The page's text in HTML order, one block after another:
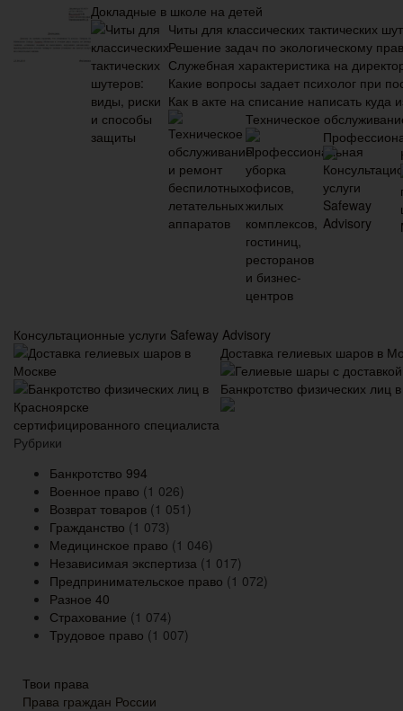
Докладные в школе на детей
Читы для классических тактических
Решение задач по экологическому
Служебная характеристика на
Какие вопросы задает психолог при
Как в акте на списание написать куда
Техническое
Консультационные услуги Safeway Advisory
Доставка гелиевых шаров в
Банкротство физических лиц
сертифицированного специалиста
Рубрики
Банкротство 994
Военное право (1 026)
Возврат товаров (1 051)
Гражданство (1 073)
Медицинское право (1 046)
Независимая экспертиза (1 017)
Предпринимательское право (1 072)
Разное 40
Страхование (1 074)
Трудовое право (1 007)
Твои права
Права граждан России